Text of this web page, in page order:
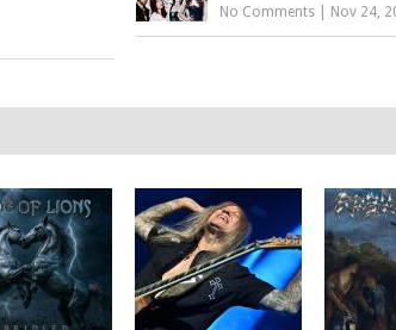
No Comments Nov 24,